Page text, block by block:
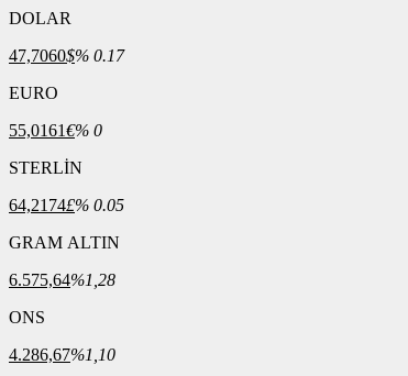
DOLAR
47,7060$% 0.17
EURO
55,0161€% 0
STERLİN
64,2174£% 0.05
GRAM ALTIN
6.575,64%1,28
ONS
4.286,67%1,10